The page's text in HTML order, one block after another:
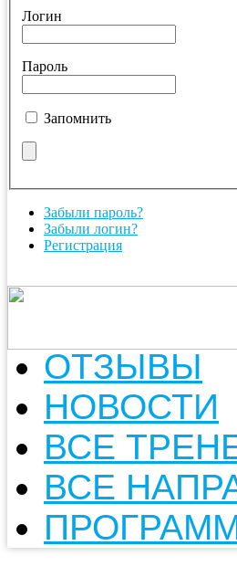
Логин
Пароль
Запомнить
Забыли пароль?
Забыли логин?
Регистрация
ОТЗЫВЫ
НОВОСТИ
ВСЕ
ВСЕ